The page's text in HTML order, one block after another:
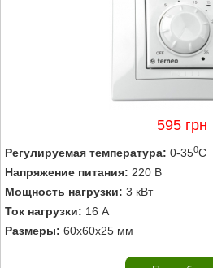
595 грн
Регулируемая температура: 0-350C
Напряжение питания: 220 В
Мощность нагрузки: 3 кВт
Ток нагрузки: 16 А
Размеры: 60х60х25 мм